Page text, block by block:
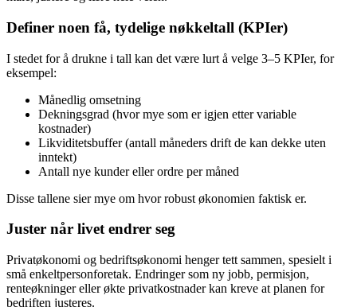
Definer noen få, tydelige nøkkeltall (KPIer)
I stedet for å drukne i tall kan det være lurt å velge 3–5 KPIer, for
eksempel:
Månedlig omsetning
Dekningsgrad (hvor mye som er igjen etter variable
kostnader)
Likviditetsbuffer (antall måneders drift de kan dekke uten
inntekt)
Antall nye kunder eller ordre per måned
Disse tallene sier mye om hvor robust økonomien faktisk er.
Juster når livet endrer seg
Privatøkonomi og bedriftsøkonomi henger tett sammen, spesielt i
små enkeltpersonforetak. Endringer som ny jobb, permisjon,
renteøkninger eller økte privatkostnader kan kreve at planen for
bedriften justeres.